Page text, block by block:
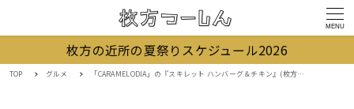
MENU
枚方の近所の夏祭りスケジュール2026
TOP グルメ 「CARAMELODIA」の『スキレット ハンバーグ＆チキン』(枚方市朝日丘町)【ひらつーグルメ】